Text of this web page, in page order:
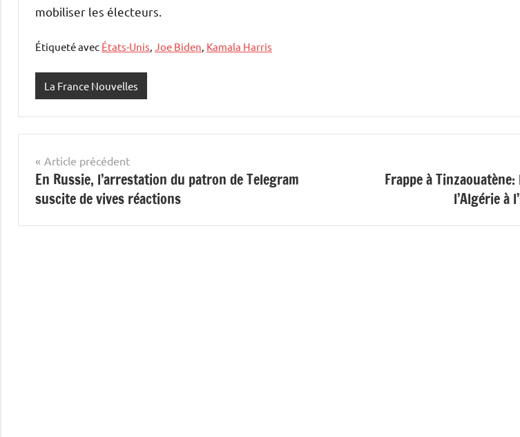
mobiliser les électeurs.
Étiqueté avec États-Unis, Joe Biden, Kamala Harris
La France Nouvelles
Navigation
de
l’article
Article précédent
En Russie, l’arrestation du patron de Telegram
suscite de vives réactions
Frappe à
l’Algérie à